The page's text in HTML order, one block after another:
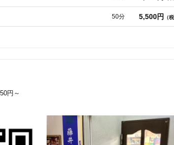
に合った施術法を行います。
50分 5,500円 （
円～